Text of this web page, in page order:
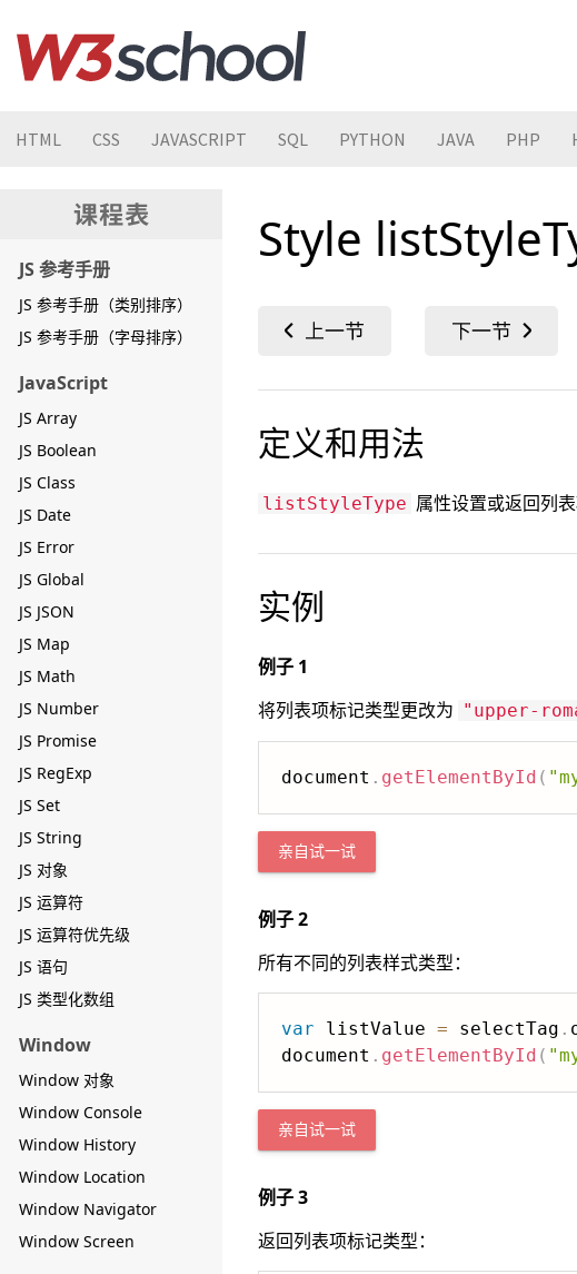
HTML CSS JAVASCRIPT SQL PYTHON JAVA PHP
JS 参考手册
JS 参考手册（类别排序）
JS 参考手册（字母排序）
JavaScript
JS Array
JS Boolean
JS Class
JS Date
JS Error
JS Global
JS JSON
JS Map
JS Math
JS Number
JS Promise
JS RegExp
JS Set
JS String
JS 对象
JS 运算符
JS 运算符优先级
JS 语句
JS 类型化数组
Window
Window 对象
Window Console
Window History
Window Location
Window Navigator
Window Screen
Style
定义和用法
listStyleType 属性设置或返回列表
实例
例子 1
将列表项标记类型更改为 "upper-
document . getElementById (
亲自试一试
例子 2
所有不同的列表样式类型：
var listValue = selectTag .
document . getElementById (
亲自试一试
例子 3
返回列表项标记类型：